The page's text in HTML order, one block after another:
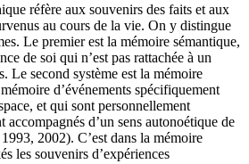
réfère aux souvenirs des faits et aux
au cours de la vie. On y distingue
Le premier est la mémoire sémantique,
de soi qui n’est pas rattachée à un
Le second système est la mémoire
d’événements spécifiquement
et qui sont personnellement
accompagnés d’un sens autonoétique de
2002). C’est dans la mémoire
les souvenirs d’expériences